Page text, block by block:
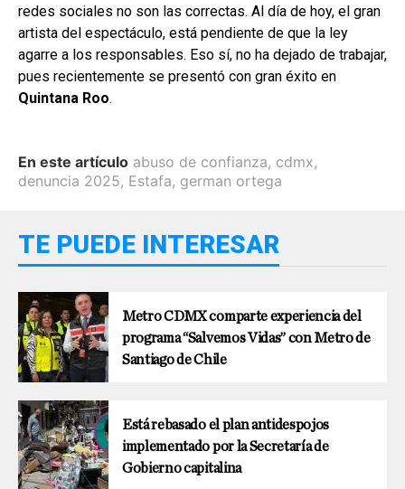
redes sociales no son las correctas. Al día de hoy, el gran
artista del espectáculo, está pendiente de que la ley
agarre a los responsables. Eso sí, no ha dejado de trabajar,
pues recientemente se presentó con gran éxito en
Quintana Roo.
En este artículo abuso de confianza, cdmx,
denuncia 2025, Estafa, german ortega
TE PUEDE INTERESAR
Metro CDMX comparte experiencia del
programa “Salvemos Vidas” con Metro de
Santiago de Chile
Está rebasado el plan antidespojos
implementado por la Secretaría de
Gobierno capitalina